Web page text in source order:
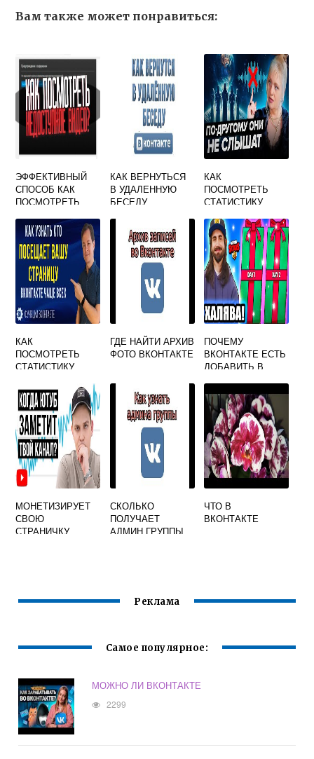
Вам также может понравиться:
ЭФФЕКТИВНЫЙ
СПОСОБ КАК
ПОСМОТРЕТЬ
ОЕ ВИДЕО НА
ЮТУБЕ
КАК ВЕРНУТЬСЯ
В УДАЛЕННУЮ
БЕСЕДУ
КАК
ПОСМОТРЕТЬ
СТАТИСТИКУ
КАК
ПОСМОТРЕТЬ
СТАТИСТИКУ
ГДЕ НАЙТИ АРХИВ
ФОТО ВКОНТАКТЕ
ПОЧЕМУ
ВКОНТАКТЕ ЕСТЬ
ДОБАВИТЬ В
ПОДПИСАТЬСЯ
МОНЕТИЗИРУЕТ
СВОЮ
СТРАНИЧКУ
СКОЛЬКО
ПОЛУЧАЕТ
АДМИН ГРУППЫ
ЧТО В
ВКОНТАКТЕ
Реклама
Самое популярное:
МОЖНО ЛИ ВКОНТАКТЕ
2299